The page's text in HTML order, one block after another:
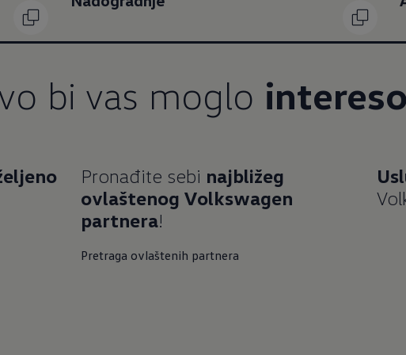
bi vas moglo
Pronađite sebi najbližeg
ovlaštenog Volkswagen
partnera!
Pretraga ovlaštenih partnera